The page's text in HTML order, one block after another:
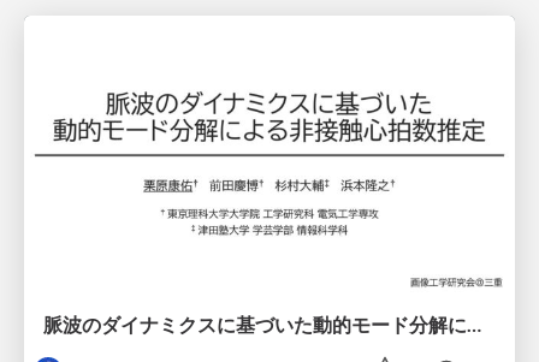
脈波のダイナミクスに基づいた動的モード分解による非接触心拍数推定